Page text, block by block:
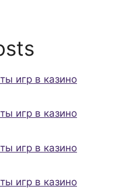
игр в казино
игр в казино
игр в казино
игр в казино